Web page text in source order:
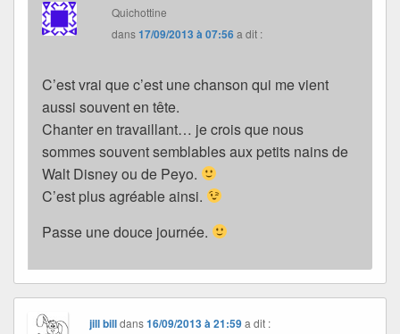
Quichottine
dans17/09/2013 à 07:56a dit :
C’est vrai que c’est une chanson qui me vient
aussi souvent en tête.
Chanter en travaillant… je crois que nous
sommes souvent semblables aux petits nains de
Walt Disney ou de Peyo.
C’est plus agréable ainsi.
Passe une douce journée.
jill billdans16/09/2013 à 21:59 a dit :